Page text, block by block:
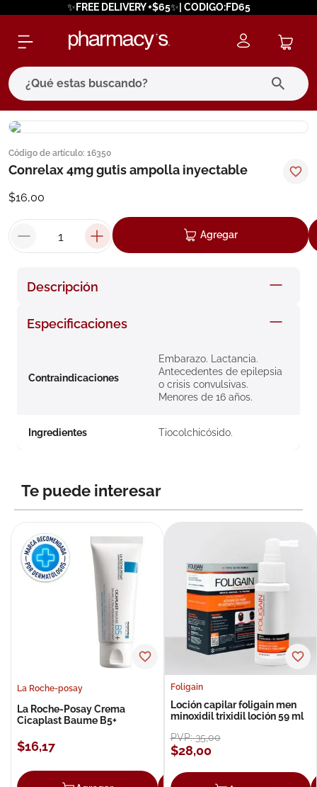
✨FREE DELIVERY +$65✨| CODIGO:FD65
¿Qué estas buscando?
Código de artículo: 16350
Conrelax 4mg gutis ampolla inyectable
$16,00
Agregar
Descripción
Especificaciones
Contraindicaciones
Embarazo. Lactancia.
Antecedentes de epilepsia
o crisis convulsivas.
Menores de 16 años.
Ingredientes Tiocolchicósido.
Te puede interesar
La Roche-posay
La Roche-Posay Crema
Cicaplast Baume B5+
$16,17
Foligain
Loción capilar foligain men
minoxidil trixidil loción 59 ml
PVP:35,00
$28,00
términos más buscados
1. eucerin
pilexil
5. cerave
6 degraler
8. roche posay
10.pañales